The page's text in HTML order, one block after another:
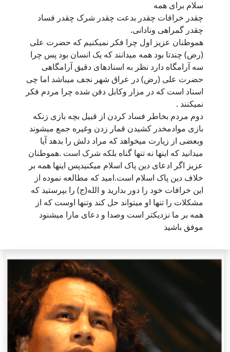
سلام برای همه
چقدر خرافات چقدر بدعت چقدر شرک چقدر فساد
چقدر گمراهی ونادانی.
هموطنان عزيز اول چرا فکر نميکنيم که حضرت علی
(رض) چندتا بود همه ميدانند که يک انسان بود پس چرا
سه آرامگاه دارد نظر به اسنادهای دقيق آرامگاهی
حضرت علی (رض) در عراق شهر نجف ميباشد اما چی
اسناد است که در مزار وکابل دفن شده چرا مردم فکر
نميکنند .
دوم مردم بخاطر فساد کردن از قبيل بچه بازی زنکه
بازی موادمخدر کشيدن قمار زدن وغیره جمع ميشوند
وبعضی از زيارت ميخواهد که مراد دلش را بدهد آیا
ميدانيد که اینها نه تنها گناه بلکه شرک است .هموطنان
عزیز اگر ادعای دین پاک اسلام میکنیدپس اینها همه بر
خلاف دین پاک اسلام است.امید که مطالعه نموده از
این خرافات خود را دور بدارید و الله(ج) را بپرستید که
مشکلات را تنها او میتواند حل کند وتنها اوست که از
همه بر ما نزدیکتر است وصدا و دعای مارا میشنود
موفق باشيد